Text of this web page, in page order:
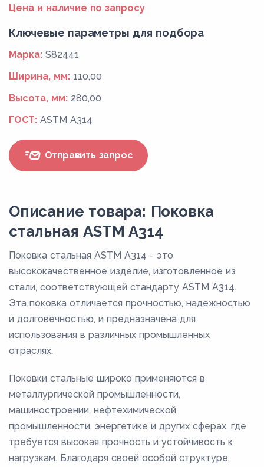
Цена и наличие по запросу
Ключевые параметры для подбора
Марка: S82441
Ширина, мм: 110,00
Высота, мм: 280,00
ГОСТ: ASTM A314
Отправить запрос
Описание товара: Поковка
стальная ASTM A314
Поковка стальная ASTM A314 - это
высококачественное изделие, изготовленное из
стали, соответствующей стандарту ASTM A314.
Эта поковка отличается прочностью, надежностью
и долговечностью, и предназначена для
использования в различных промышленных
отраслях.
Поковки стальные широко применяются в
металлургической промышленности,
машиностроении, нефтехимической
промышленности, энергетике и других сферах, где
требуется высокая прочность и устойчивость к
нагрузкам. Благодаря своей особой структуре,